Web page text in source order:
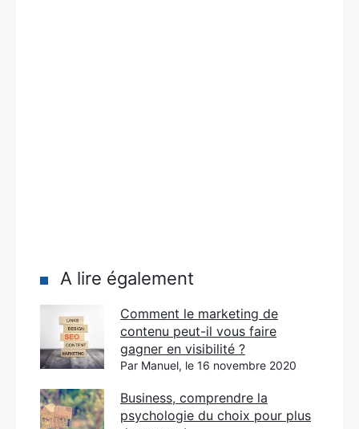
A lire également
Comment le marketing de
contenu peut-il vous faire
gagner en visibilité ?
Par Manuel, le 16 novembre 2020
Business, comprendre la
psychologie du choix pour plus